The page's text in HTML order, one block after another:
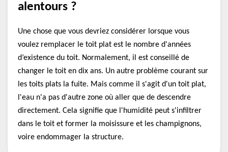
alentours ?
Une chose que vous devriez considérer lorsque vous
voulez remplacer le toit plat est le nombre d'années
d’existence du toit. Normalement, il est conseillé de
changer le toit en dix ans. Un autre problème courant sur
les toits plats la fuite. Mais comme il s'agit d'un toit plat,
l'eau n'a pas d'autre zone où aller que de descendre
directement. Cela signifie que l'humidité peut s'infiltrer
dans le toit et former la moisissure et les champignons,
voire endommager la structure.